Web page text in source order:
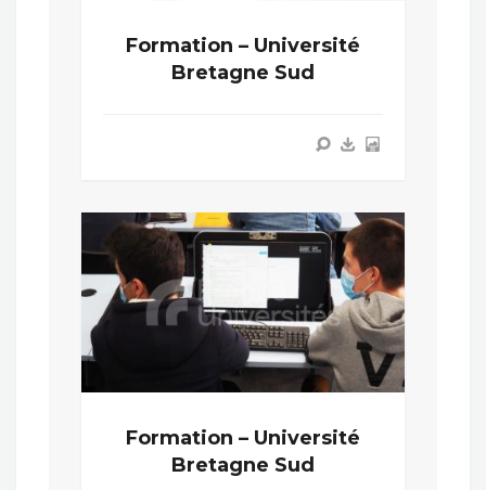
Formation – Université
Bretagne Sud
Formation – Université
Bretagne Sud